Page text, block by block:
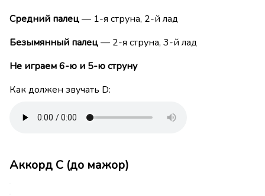
Средний палец— 1-я струна, 2-й лад
Безымянный палец— 2-я струна, 3-й лад
Не играем 6-ю и 5-ю струну
Как должен звучать D:
Аккорд C (до мажор)